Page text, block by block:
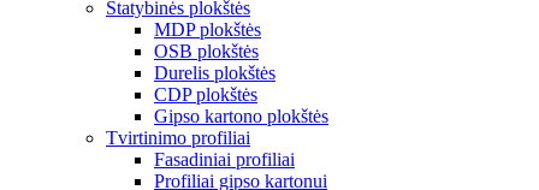
Statybinės plokštės
MDP plokštės
OSB plokštės
Durelis plokštės
CDP plokštės
Gipso kartono plokštės
Tvirtinimo profiliai
Fasadiniai profiliai
Profiliai gipso kartonui